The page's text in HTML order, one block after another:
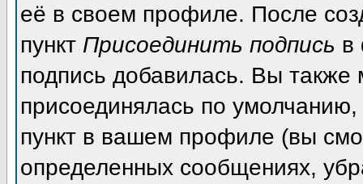
её в своем профиле. После
пункт Присоединить подпись в
подпись добавилась. Вы также
присоединялась по
пункт в вашем профиле (вы
определенных сообщениях,